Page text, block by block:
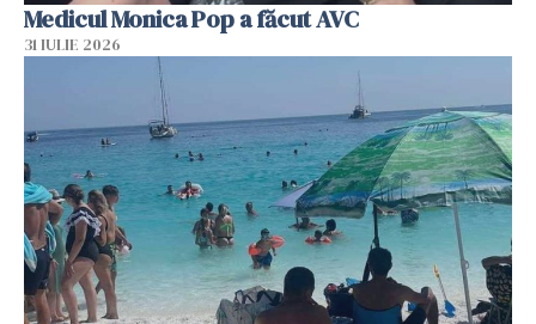
Medicul Monica Pop a făcut AVC
31 IULIE 2026